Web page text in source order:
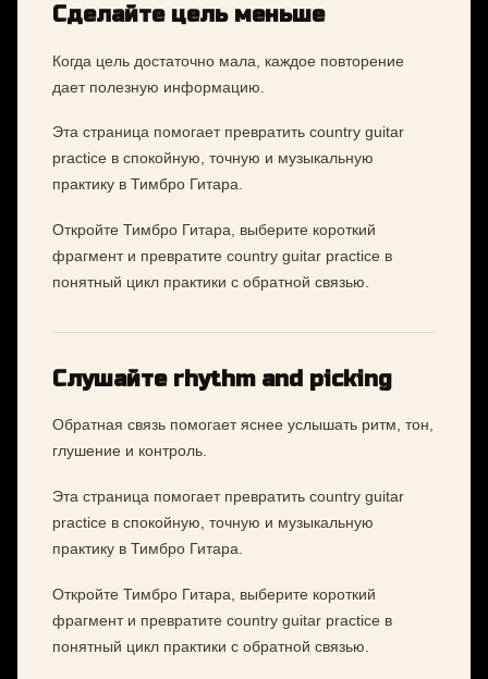
Сделайте цель меньше
Когда цель достаточно мала, каждое повторение
дает полезную информацию.
Эта страница помогает превратить country guitar
practice в спокойную, точную и музыкальную
практику в Тимбро Гитара.
Откройте Тимбро Гитара, выберите короткий
фрагмент и превратите country guitar practice в
понятный цикл практики с обратной связью.
Слушайте rhythm and picking
Обратная связь помогает яснее услышать ритм, тон,
глушение и контроль.
Эта страница помогает превратить country guitar
practice в спокойную, точную и музыкальную
практику в Тимбро Гитара.
Откройте Тимбро Гитара, выберите короткий
фрагмент и превратите country guitar practice в
понятный цикл практики с обратной связью.